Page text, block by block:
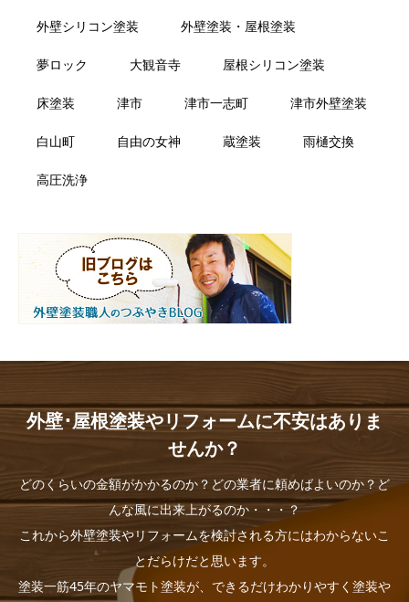
外壁シリコン塗装 外壁塗装・屋根塗装
夢ロック 大観音寺 屋根シリコン塗装
床塗装 津市 津市一志町 津市外壁塗装
白山町 自由の女神 蔵塗装 雨樋交換
高圧洗浄
外壁･屋根塗装やリフォームに不安はありま
せんか？
どのくらいの金額がかかるのか？どの業者に頼めばよいのか？ど
んな風に出来上がるのか・・・？
これから外壁塗装やリフォームを検討される方にはわからないこ
とだらけだと思います。
塗装一筋45年のヤマモト塗装が、できるだけわかりやすく塗装や